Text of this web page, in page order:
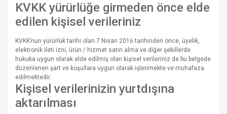
KVKK yürürlüğe girmeden önce elde
edilen kişisel verileriniz
KVKK’nun yürürlük tarihi olan 7 Nisan 2016 tarihinden önce, üyelik,
elektronik ileti izni, ürün / hizmet satın alma ve diğer şekillerde
hukuka uygun olarak elde edilmiş olan kişisel verileriniz de bu belgede
düzenlenen şart ve koşullara uygun olarak işlenmekte ve muhafaza
edilmektedir.
Kişisel verilerinizin yurtdışına
aktarılması